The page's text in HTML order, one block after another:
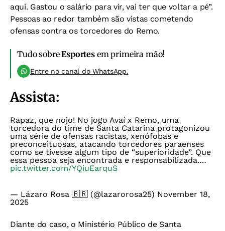
aqui. Gastou o salário para vir, vai ter que voltar a pé”.
Pessoas ao redor também são vistas cometendo
ofensas contra os torcedores do Remo.
Tudo sobreEsportesem primeira mão!
Entre no canal do WhatsApp.
Assista:
Rapaz, que nojo! No jogo Avaí x Remo, uma
torcedora do time de Santa Catarina protagonizou
uma série de ofensas racistas, xenófobas e
preconceituosas, atacando torcedores paraenses
como se tivesse algum tipo de “superioridade”. Que
essa pessoa seja encontrada e responsabilizada.…
pic.twitter.com/YQiuEarquS
— Lázaro Rosa 🇧🇷 (@lazarorosa25) November 18,
2025
Diante do caso, o Ministério Público de Santa